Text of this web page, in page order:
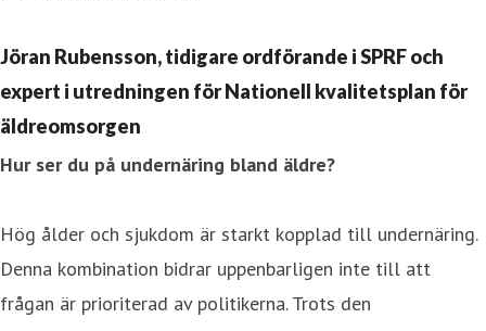
Jöran Rubensson, tidigare ordförande i SPRF och
expert i utredningen för Nationell kvalitetsplan för
äldreomsorgen
Hur ser du på undernäring bland äldre?
Hög ålder och sjukdom är starkt kopplad till undernäring.
Denna kombination bidrar uppenbarligen inte till att
frågan är prioriterad av politikerna. Trots den